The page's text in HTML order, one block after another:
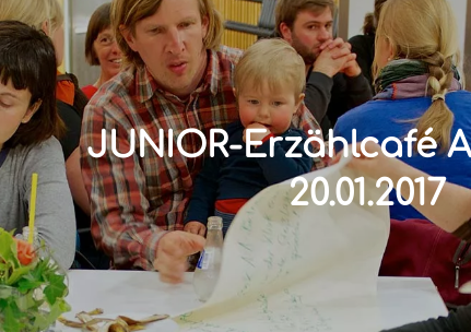
JUNIOR-Erzählcafé
20.01.2017